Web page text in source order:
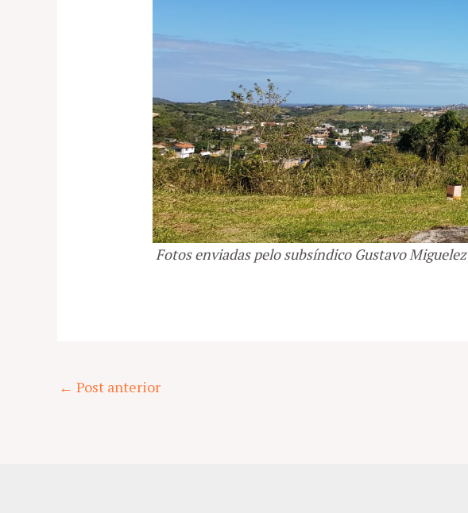
Fotos enviadas pelo subsíndico Gustavo Miguelez
Post
← Post anterior